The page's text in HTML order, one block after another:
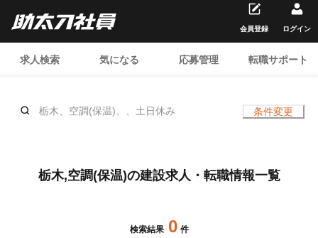
求人検索 気になる 応募管理 転職サポート
会員登録 ログイン
栃木、空調(保温)、、土日休み 条件変更
栃木,空調(保温)の建設求人・転職情報一覧
検索結果 0 件